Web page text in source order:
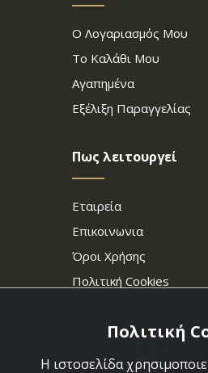
Ο Λογαριασμός Μου
Το Καλάθι Μου
Αγαπημένα
Εξέλιξη Παραγγελίας
Πως λειτουργεί
Εταιρεία
Επικοινωνια
Όροι Χρήσης
Πολιτική Cookies
Πολιτική
Η ιστοσελίδα